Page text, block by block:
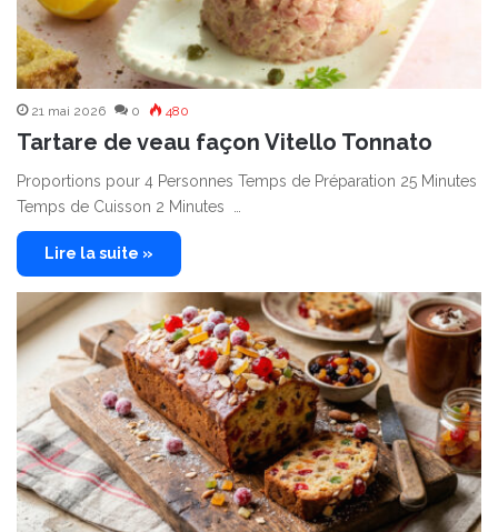
21 mai 2026 0 480
Tartare de veau façon Vitello Tonnato
Proportions pour 4 Personnes Temps de Préparation 25 Minutes
Temps de Cuisson 2 Minutes …
Lire la suite »